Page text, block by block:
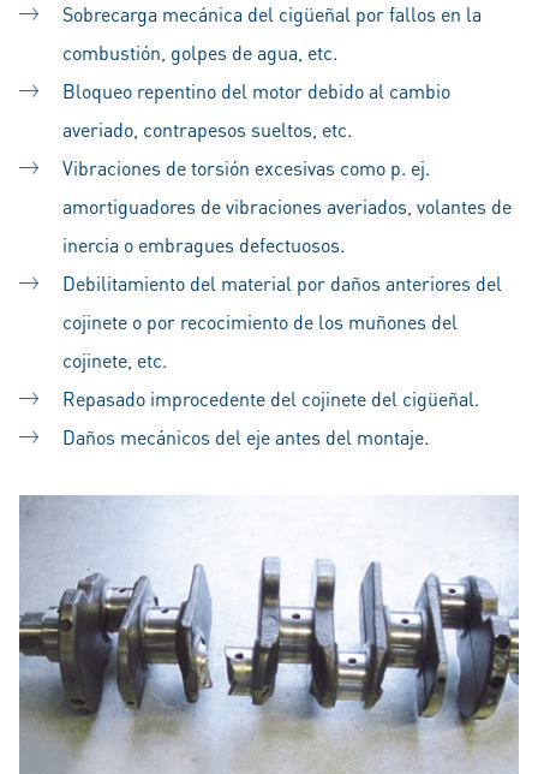
Sobrecarga mecánica del cigüeñal por fallos en la
combustión, golpes de agua, etc.
Bloqueo repentino del motor debido al cambio
averiado, contrapesos sueltos, etc.
Vibraciones de torsión excesivas como p. ej.
amortiguadores de vibraciones averiados, volantes de
inercia o embragues defectuosos.
Debilitamiento del material por daños anteriores del
cojinete o por recocimiento de los muñones del
cojinete, etc.
Repasado improcedente del cojinete del cigüeñal.
Daños mecánicos del eje antes del montaje.